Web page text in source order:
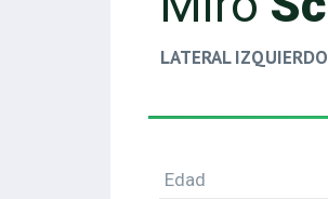
LATERAL IZQUIERDO
Edad